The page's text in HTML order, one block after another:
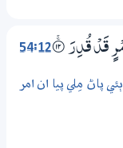
54:12 قَدْ قُدِرَ ۝ۚ12
پاڻ مِلي پيا ان امر